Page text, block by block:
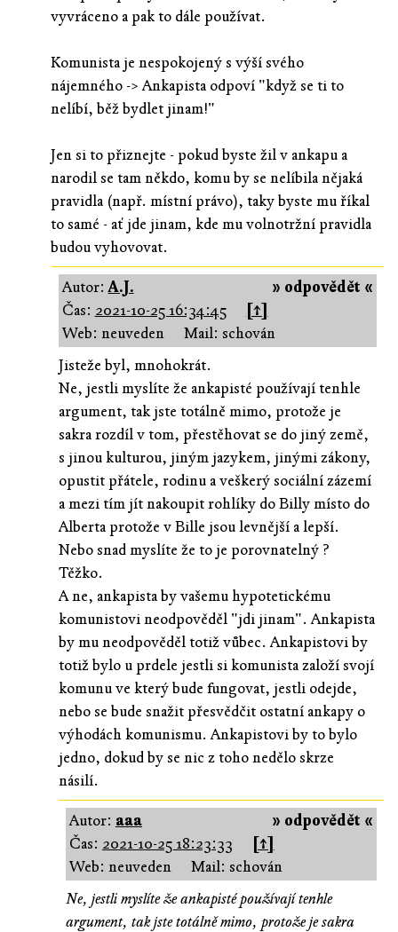
vyvráceno a pak to dále používat.
Komunista je nespokojený s výší svého
nájemného -> Ankapista odpoví "když se ti to
nelíbí, běž bydlet jinam!"
Jen si to přiznejte - pokud byste žil v ankapu a
narodil se tam někdo, komu by se nelíbila nějaká
pravidla (např. místní právo), taky byste mu říkal
to samé - ať jde jinam, kde mu volnotržní pravidla
budou vyhovovat.
» odpovědět «
Autor:A.J.
Čas: 2021-10-25 16:34:45
[↑]
Web: neuveden
Mail: schován
Jisteže byl, mnohokrát.
Ne, jestli myslíte že ankapisté používají tenhle
argument, tak jste totálně mimo, protože je
sakra rozdíl v tom, přestěhovat se do jiný země,
s jinou kulturou, jiným jazykem, jinými zákony,
opustit přátele, rodinu a veškerý sociální zázemí
a mezi tím jít nakoupit rohlíky do Billy místo do
Alberta protože v Bille jsou levnější a lepší.
Nebo snad myslíte že to je porovnatelný ?
Těžko.
A ne, ankapista by vašemu hypotetickému
komunistovi neodpověděl "jdi jinam". Ankapista
by mu neodpověděl totiž vůbec. Ankapistovi by
totiž bylo u prdele jestli si komunista založí svojí
komunu ve který bude fungovat, jestli odejde,
nebo se bude snažit přesvědčit ostatní ankapy o
výhodách komunismu. Ankapistovi by to bylo
jedno, dokud by se nic z toho nedělo skrze
násilí.
» odpovědět «
Autor: aaa
Čas: 2021-10-25 18:23:33
[↑]
Web: neuveden
Mail: schován
Ne, jestli myslíte že ankapisté používají tenhle
argument, tak jste totálně mimo, protože je sakra